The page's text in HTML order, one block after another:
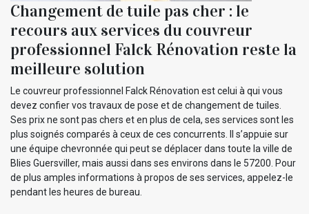
Changement de tuile pas cher : le
recours aux services du couvreur
professionnel Falck Rénovation reste la
meilleure solution
Le couvreur professionnel Falck Rénovation est celui à qui vous
devez confier vos travaux de pose et de changement de tuiles.
Ses prix ne sont pas chers et en plus de cela, ses services sont les
plus soignés comparés à ceux de ces concurrents. Il s’appuie sur
une équipe chevronnée qui peut se déplacer dans toute la ville de
Blies Guersviller, mais aussi dans ses environs dans le 57200. Pour
de plus amples informations à propos de ses services, appelez-le
pendant les heures de bureau.